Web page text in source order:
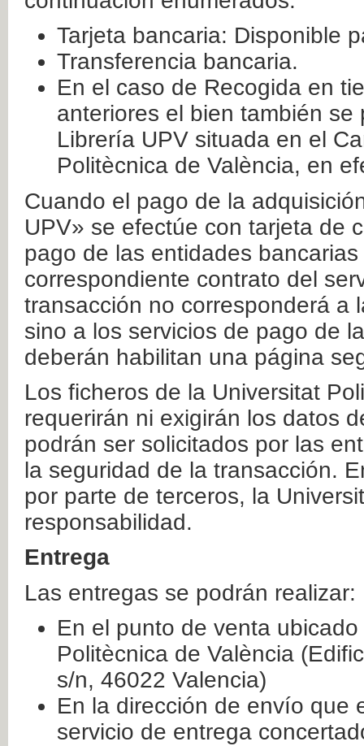
Tarjeta bancaria: Disponible
Transferencia bancaria.
En el caso de Recogida en
anteriores el bien también
Librería UPV situada en el
Politècnica de València, en
Cuando el pago de la
UPV» se efectúe con tarjeta de
pago de las entidades
correspondiente contrato del
transacción no corresponderá a
sino a los servicios de pago de
deberán habilitan una página
Los ficheros de la Universitat
requerirán ni exigirán los datos
podrán ser solicitados por las
la seguridad de la transacción.
por parte de terceros, la
responsabilidad.
Entrega
Las entregas se podrán realizar:
En el punto de venta
Politècnica de València
s/n, 46022 Valencia)
En la dirección de envío que
servicio de entrega